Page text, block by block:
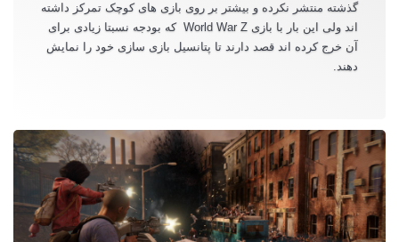
گذشته منتشر نکرده و بیشتر بر روی بازی های کوچک تمرکز داشته
­اند ولی این بار با بازی World War Z که بودجه نسبتا زیادی برای
آن خرج کرده­ اند قصد دارند تا پتانسیل بازی سازی خود را نمایش
دهند.